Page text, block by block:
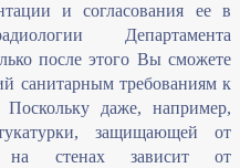
и согласования ее в
Департамента
после этого Вы сможете
санитарным требованиям к
даже, например,
защищающей от
на стенах зависит от